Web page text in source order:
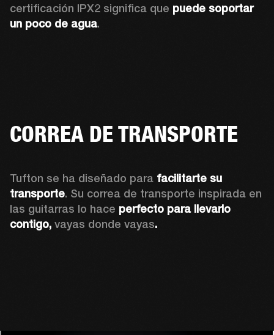
certificación IPX2 significa que puede soportar
un poco de agua.
CORREA DE TRANSPORTE
Tufton se ha diseñado para facilitarte su
transporte. Su correa de transporte inspirada en
las guitarras lo hace perfecto para llevarlo
contigo, vayas donde vayas.